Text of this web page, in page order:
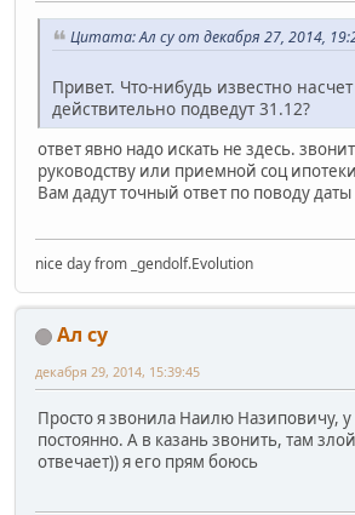
Цитата: Ал су от декабря 27, 2014,
Привет. Что-нибудь известно
действительно подведут 31.12?
ответ явно надо искать не здесь.
руководству или приемной соц
Вам дадут точный ответ по поводу даты
nice day from _gendolf.Evolution
Ал су
декабря 29, 2014, 15:39:45
Просто я звонила Наилю Назиповичу, у
постоянно. А в казань звонить, там
отвечает)) я его прям боюсь